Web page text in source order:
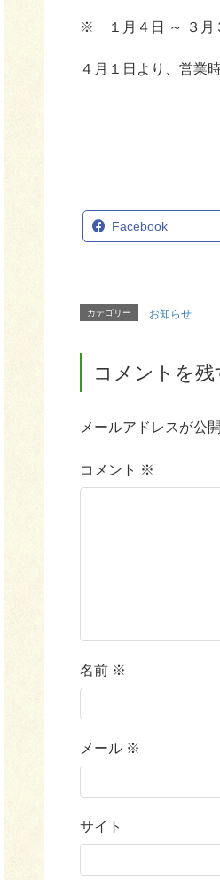
※ １月４日 ～ ３月
４月１日より、営業
Facebook
カテゴリー お知らせ
コメントを残
メールアドレスが公
コメント ※
名前 ※
メール ※
サイト